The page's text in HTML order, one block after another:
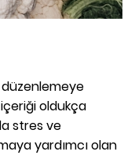
düzenlemeye
içeriği oldukça
stres ve
yardımcı olan